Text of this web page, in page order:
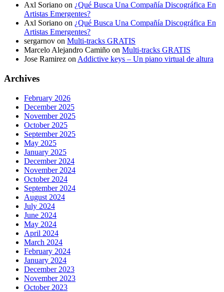
Axl Soriano on ¿Qué Busca Una Compañía Discográfica En
Artistas Emergentes?
Axl Soriano on ¿Qué Busca Una Compañía Discográfica En
Artistas Emergentes?
sergarnov on Multi-tracks GRATIS
Marcelo Alejandro Camiño on Multi-tracks GRATIS
Jose Ramirez on Addictive keys – Un piano virtual de altura
Archives
February 2026
December 2025
November 2025
October 2025
September 2025
May 2025
January 2025
December 2024
November 2024
October 2024
September 2024
August 2024
July 2024
June 2024
May 2024
April 2024
March 2024
February 2024
January 2024
December 2023
November 2023
October 2023